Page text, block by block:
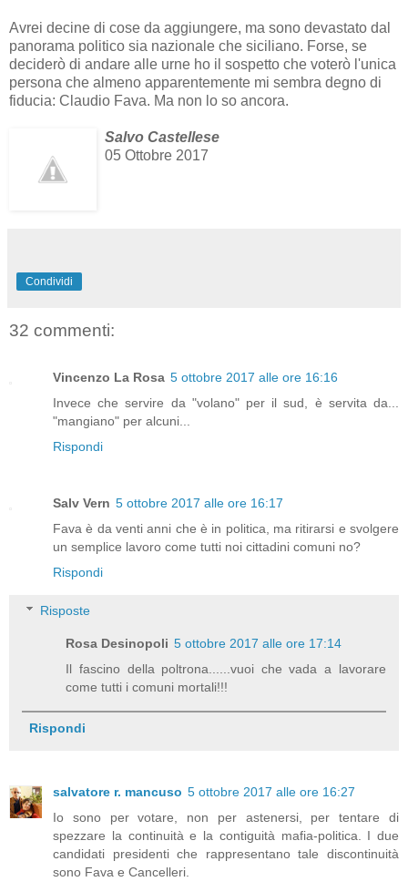
Avrei decine di cose da aggiungere, ma sono devastato dal
panorama politico sia nazionale che siciliano. Forse, se
deciderò di andare alle urne ho il sospetto che voterò l'unica
persona che almeno apparentemente mi sembra degno di
fiducia: Claudio Fava. Ma non lo so ancora.
Salvo Castellese
05 Ottobre 2017
Condividi
32 commenti:
Vincenzo La Rosa 5 ottobre 2017 alle ore 16:16
Invece che servire da "volano" per il sud, è servita da...
"mangiano" per alcuni...
Rispondi
Salv Vern 5 ottobre 2017 alle ore 16:17
Fava è da venti anni che è in politica, ma ritirarsi e svolgere
un semplice lavoro come tutti noi cittadini comuni no?
Rispondi
Risposte
Rosa Desinopoli 5 ottobre 2017 alle ore 17:14
Il fascino della poltrona......vuoi che vada a lavorare
come tutti i comuni mortali!!!
Rispondi
salvatore r. mancuso 5 ottobre 2017 alle ore 16:27
Io sono per votare, non per astenersi, per tentare di
spezzare la continuità e la contiguità mafia-politica. I due
candidati presidenti che rappresentano tale discontinuità
sono Fava e Cancelleri.